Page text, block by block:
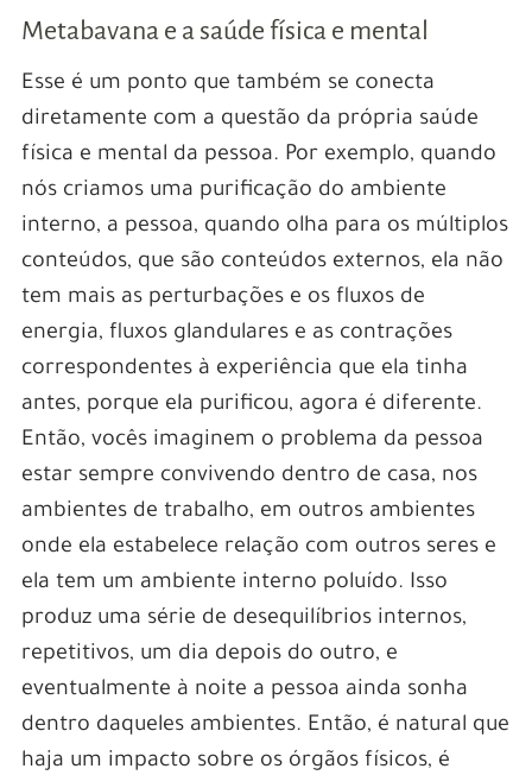
Metabavana e a saúde física e mental
Esse é um ponto que também se conecta
diretamente com a questão da própria saúde
física e mental da pessoa. Por exemplo, quando
nós criamos uma purificação do ambiente
interno, a pessoa, quando olha para os múltiplos
conteúdos, que são conteúdos externos, ela não
tem mais as perturbações e os fluxos de
energia, fluxos glandulares e as contrações
correspondentes à experiência que ela tinha
antes, porque ela purificou, agora é diferente.
Então, vocês imaginem o problema da pessoa
estar sempre convivendo dentro de casa, nos
ambientes de trabalho, em outros ambientes
onde ela estabelece relação com outros seres e
ela tem um ambiente interno poluído. Isso
produz uma série de desequilíbrios internos,
repetitivos, um dia depois do outro, e
eventualmente à noite a pessoa ainda sonha
dentro daqueles ambientes. Então, é natural que
haja um impacto sobre os órgãos físicos, é